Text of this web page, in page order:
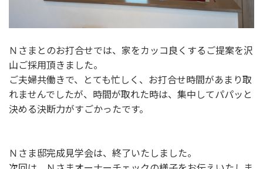
Ｎさまとのお打合せでは、家をカッコ良くするご提案を沢
山ご採用頂きました。
ご夫婦共働きで、とても忙しく、お打合せ時間があまり取
れませんでしたが、時間が取れた時は、集中してパパッと
決める決断力がすごかったです。
Ｎさま邸完成見学会は、終了いたしました。